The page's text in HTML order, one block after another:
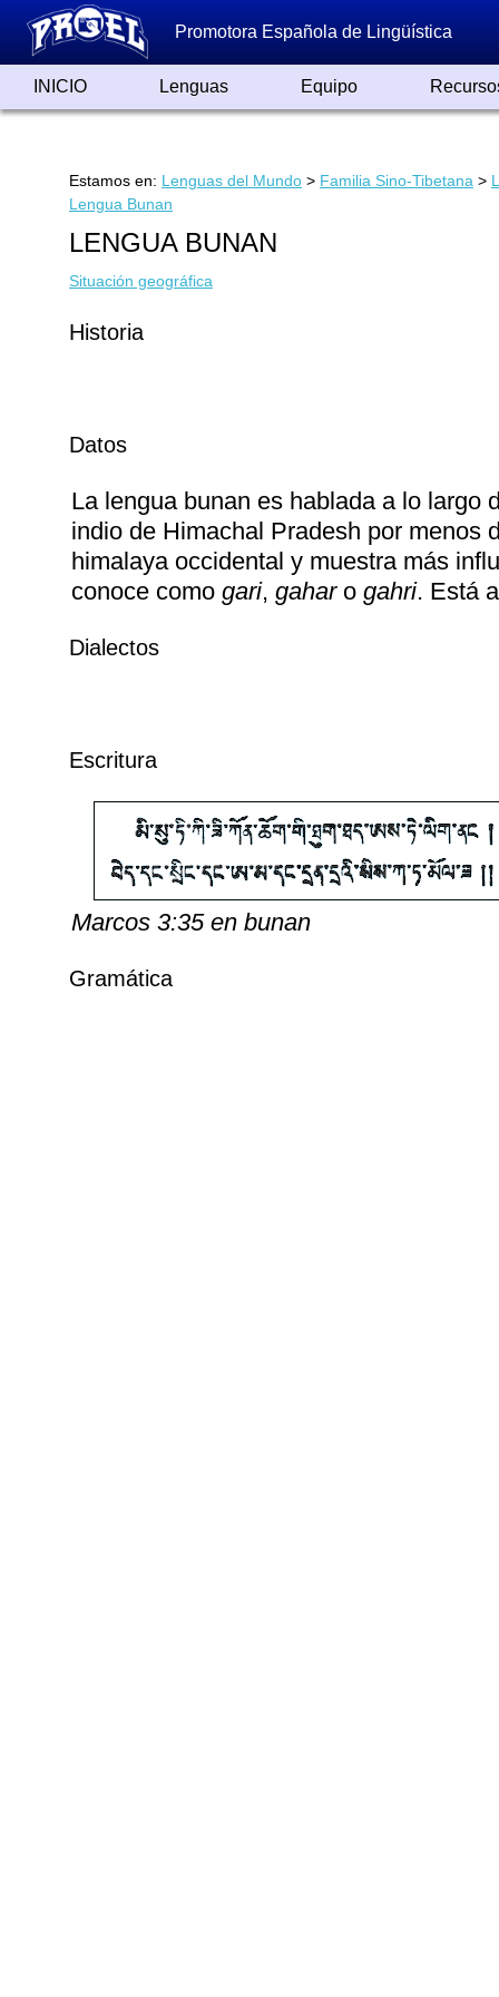
Promotora Española de Lingüística
INICIO Lenguas Equipo
Estamos en: Lenguas del Mundo > Familia Sino-Tibetana >
Lengua Bunan
LENGUA BUNAN
Situación geográfica
Historia
Datos
La lengua bunan es hablada a lo largo
indio de Himachal Pradesh por menos
himalaya occidental y muestra más
conoce como gari, gaharo gahri. Está
Dialectos
Escritura
Marcos 3:35 en bunan
Gramática